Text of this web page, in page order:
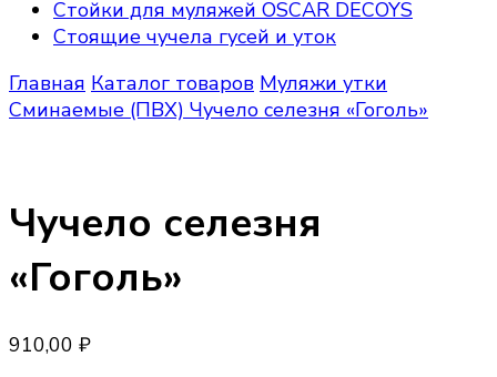
Стойки для муляжей OSCAR DECOYS
Стоящие чучела гусей и уток
Главная Каталог товаров Муляжи утки
Сминаемые (ПВХ) Чучело селезня «Гоголь»
Чучело селезня
«Гоголь»
910,00 ₽